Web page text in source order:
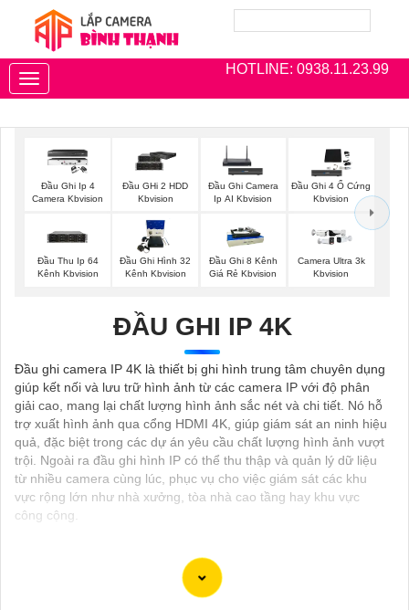
HOTLINE: 0938.11.23.99
Toggle
navigation
Đầu Ghi Ip 4
Camera Kbvision
Đầu GHi 2 HDD
Kbvision
Đầu Ghi Camera
Ip AI Kbvision
Đầu Ghi 4 Ổ Cứng
Kbvision
Đầu Thu Ip 64
Kênh Kbvision
Đầu Ghi Hình 32
Kênh Kbvision
Đầu Ghi 8 Kênh
Giá Rẻ Kbvision
Camera Ultra 3k
Kbvision
ĐẦU GHI IP 4K
Đầu ghi camera IP 4K là thiết bị ghi hình trung tâm chuyên dụng
giúp kết nối và lưu trữ hình ảnh từ các camera IP với độ phân
giải cao, mang lại chất lượng hình ảnh sắc nét và chi tiết. Nó hỗ
trợ xuất hình ảnh qua cổng HDMI 4K, giúp giám sát an ninh hiệu
quả, đặc biệt trong các dự án yêu cầu chất lượng hình ảnh vượt
trội. Ngoài ra đầu ghi hình IP có thể thu thập và quản lý dữ liệu
từ nhiều camera cùng lúc, phục vụ cho việc giám sát các khu
vực rộng lớn như nhà xưởng, tòa nhà cao tầng hay khu vực
công cộng.